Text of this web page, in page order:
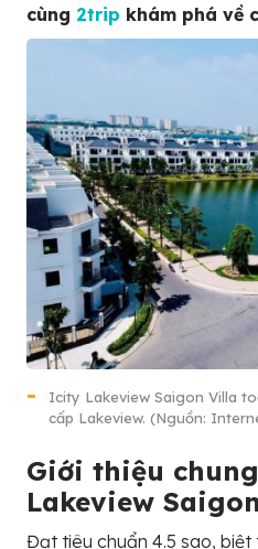
cùng 2trip khám phá về
Icity Lakeview Saigon Villa
cấp Lakeview. (Nguồn:
Giới thiệu
Lakeview
Đạt tiêu chuẩn 4.5 sao, biệt